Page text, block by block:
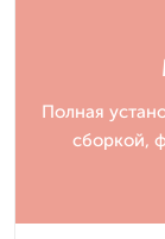
Полная
сборкой,